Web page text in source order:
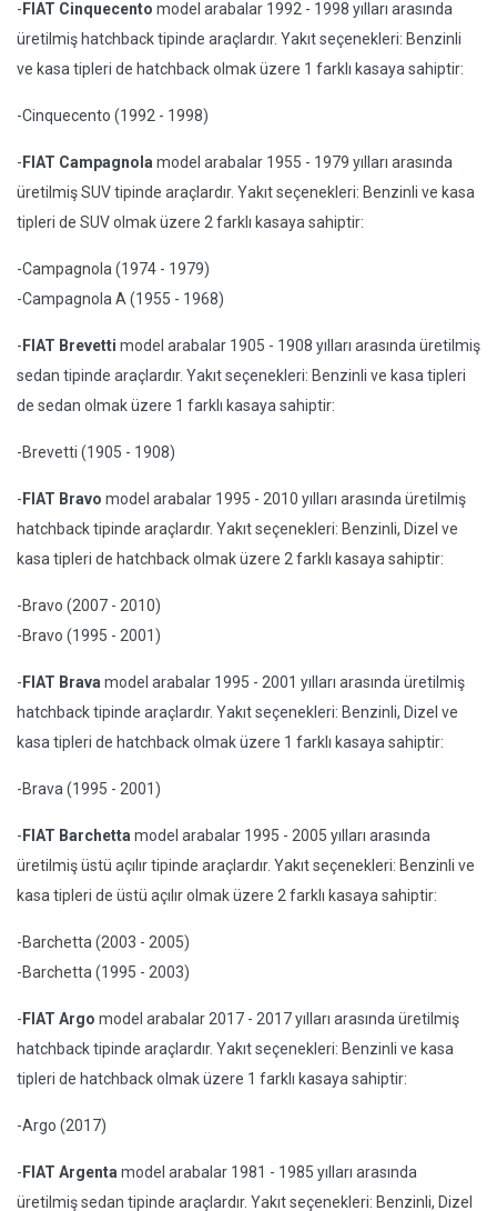
- FIAT Cinquecento model arabalar 1992 - 1998 yılları arasında
üretilmiş hatchback tipinde araçlardır. Yakıt seçenekleri: Benzinli
ve kasa tipleri de hatchback olmak üzere 1 farklı kasaya sahiptir:
-Cinquecento (1992 - 1998)
- FIAT Campagnola model arabalar 1955 - 1979 yılları arasında
üretilmiş SUV tipinde araçlardır. Yakıt seçenekleri: Benzinli ve kasa
tipleri de SUV olmak üzere 2 farklı kasaya sahiptir:
-Campagnola (1974 - 1979)
-Campagnola A (1955 - 1968)
- FIAT Brevetti model arabalar 1905 - 1908 yılları arasında üretilmiş
sedan tipinde araçlardır. Yakıt seçenekleri: Benzinli ve kasa tipleri
de sedan olmak üzere 1 farklı kasaya sahiptir:
-Brevetti (1905 - 1908)
- FIAT Bravo model arabalar 1995 - 2010 yılları arasında üretilmiş
hatchback tipinde araçlardır. Yakıt seçenekleri: Benzinli, Dizel ve
kasa tipleri de hatchback olmak üzere 2 farklı kasaya sahiptir:
-Bravo (2007 - 2010)
-Bravo (1995 - 2001)
- FIAT Brava model arabalar 1995 - 2001 yılları arasında üretilmiş
hatchback tipinde araçlardır. Yakıt seçenekleri: Benzinli, Dizel ve
kasa tipleri de hatchback olmak üzere 1 farklı kasaya sahiptir:
-Brava (1995 - 2001)
- FIAT Barchetta model arabalar 1995 - 2005 yılları arasında
üretilmiş üstü açılır tipinde araçlardır. Yakıt seçenekleri: Benzinli ve
kasa tipleri de üstü açılır olmak üzere 2 farklı kasaya sahiptir:
-Barchetta (2003 - 2005)
-Barchetta (1995 - 2003)
- FIAT Argo model arabalar 2017 - 2017 yılları arasında üretilmiş
hatchback tipinde araçlardır. Yakıt seçenekleri: Benzinli ve kasa
tipleri de hatchback olmak üzere 1 farklı kasaya sahiptir:
-Argo (2017)
- FIAT Argenta model arabalar 1981 - 1985 yılları arasında
üretilmiş sedan tipinde araçlardır. Yakıt seçenekleri: Benzinli, Dizel